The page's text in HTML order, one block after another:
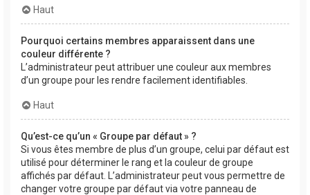
Haut
Pourquoi certains membres apparaissent dans une
couleur différente ?
L’administrateur peut attribuer une couleur aux membres
d’un groupe pour les rendre facilement identifiables.
Haut
Qu’est-ce qu’un « Groupe par défaut » ?
Si vous êtes membre de plus d’un groupe, celui par défaut est
utilisé pour déterminer le rang et la couleur de groupe
affichés par défaut. L’administrateur peut vous permettre de
changer votre groupe par défaut via votre panneau de